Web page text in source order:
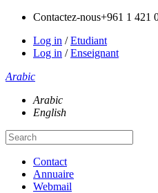
Contactez-nous+961 1 421
Log in /Etudiant
Log in /Enseignant
Arabic
Arabic
English
Contact
Annuaire
Webmail